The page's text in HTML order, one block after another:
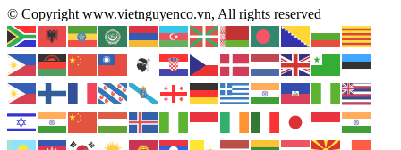
© Copyright www.vietnguyenco.vn, All rights reserved